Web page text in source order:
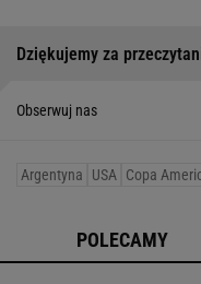
Dziękujemy za
Obserwuj nas
Argentyna USA Copa
POLECAMY